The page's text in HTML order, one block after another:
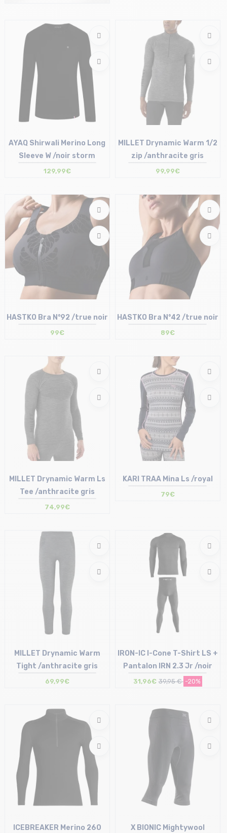
S-M | XXL
AYAQ Shirwali Merino Long
Sleeve W /noir storm
129,99€
S-M | L-XL | XXL
MILLET Drynamic Warm 1/2
zip /anthracite gris
99,99€
Taille en stock
B Small | B Medium | C Medium
C Large | D Small | E Medium | F Large
HASTKO Bra N°92 /true noir
99€
Taille en stock
XS | S | L
HASTKO Bra N°42 /true noir
89€
MILLET Drynamic Warm Ls
Tee /anthracite gris
74,99€
S | L
KARI TRAA Mina Ls /royal
79€
L-XL
MILLET Drynamic Warm
Tight /anthracite gris
69,99€
4/6 ans | 12/14
IRON-IC I-Cone T-Shirt LS +
Pantalon IRN 2.3 Jr /noir
31,96€ 39,95 € -20%
ICEBREAKER Merino 260
X BIONIC Mightywool